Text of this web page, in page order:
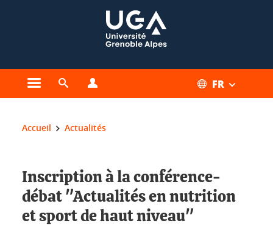
Ouvrir le menu principal
Ouvrir le moteur de recherche FR
Vous êtes ici :
Accueil Actualités
Inscription à la conférence-
débat "Actualités en nutrition
et sport de haut niveau"